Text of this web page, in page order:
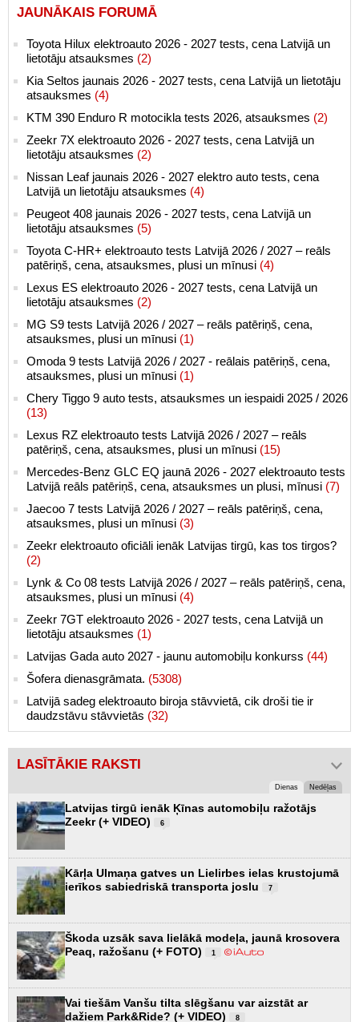
JAUNĀKAIS FORUMĀ
Toyota Hilux elektroauto 2026 - 2027 tests, cena Latvijā un
lietotāju atsauksmes (2)
Kia Seltos jaunais 2026 - 2027 tests, cena Latvijā un lietotāju
atsauksmes (4)
KTM 390 Enduro R motocikla tests 2026, atsauksmes (2)
Zeekr 7X elektroauto 2026 - 2027 tests, cena Latvijā un
lietotāju atsauksmes (2)
Nissan Leaf jaunais 2026 - 2027 elektro auto tests, cena
Latvijā un lietotāju atsauksmes (4)
Peugeot 408 jaunais 2026 - 2027 tests, cena Latvijā un
lietotāju atsauksmes (5)
Toyota C-HR+ elektroauto tests Latvijā 2026 / 2027 – reāls
patēriņš, cena, atsauksmes, plusi un mīnusi (4)
Lexus ES elektroauto 2026 - 2027 tests, cena Latvijā un
lietotāju atsauksmes (2)
MG S9 tests Latvijā 2026 / 2027 – reāls patēriņš, cena,
atsauksmes, plusi un mīnusi (1)
Omoda 9 tests Latvijā 2026 / 2027 - reālais patēriņš, cena,
atsauksmes, plusi un mīnusi (1)
Chery Tiggo 9 auto tests, atsauksmes un iespaidi 2025 / 2026
(13)
Lexus RZ elektroauto tests Latvijā 2026 / 2027 – reāls
patēriņš, cena, atsauksmes, plusi un mīnusi (15)
Mercedes-Benz GLC EQ jaunā 2026 - 2027 elektroauto tests
Latvijā reāls patēriņš, cena, atsauksmes un plusi, mīnusi (7)
Jaecoo 7 tests Latvijā 2026 / 2027 – reāls patēriņš, cena,
atsauksmes, plusi un mīnusi (3)
Zeekr elektroauto oficiāli ienāk Latvijas tirgū, kas tos tirgos?
(2)
Lynk & Co 08 tests Latvijā 2026 / 2027 – reāls patēriņš, cena,
atsauksmes, plusi un mīnusi (4)
Zeekr 7GT elektroauto 2026 - 2027 tests, cena Latvijā un
lietotāju atsauksmes (1)
Latvijas Gada auto 2027 - jaunu automobiļu konkurss (44)
Šofera dienasgrāmata. (5308)
Latvijā sadeg elektroauto biroja stāvvietā, cik droši tie ir
daudzstāvu stāvvietās (32)
LASĪTĀKIE RAKSTI
Dienas Nedēļas
Latvijas tirgū ienāk Ķīnas automobiļu ražotājs
Zeekr (+ VIDEO)
6
Kārļa Ulmaņa gatves un Lielirbes ielas krustojumā
ierīkos sabiedriskā transporta joslu
7
Škoda uzsāk sava lielākā modeļa, jaunā krosovera
Peaq, ražošanu (+ FOTO)
1
Vai tiešām Vanšu tilta slēgšanu var aizstāt ar
dažiem Park&Ride? (+ VIDEO)
8